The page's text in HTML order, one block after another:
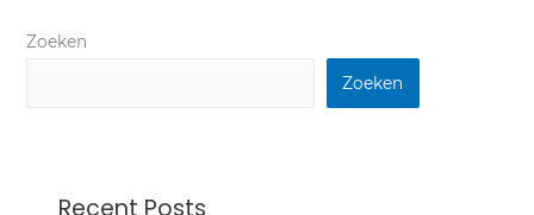
Zoeken
Zoeken
Recent Posts